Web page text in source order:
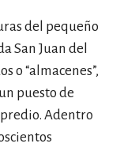
del pequeño
San Juan del
o “almacenes”,
puesto de
Adentro